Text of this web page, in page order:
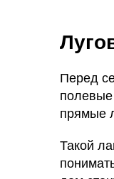
Перед
полевые
прямые
Такой